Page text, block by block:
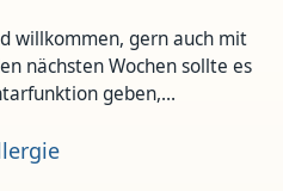
willkommen, gern auch mit
nächsten Wochen sollte es
geben,…